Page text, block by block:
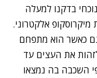
בדקנו למעלה
מיקרוסקופ אלקטרוני.
כאשר הוא מתפחם
את העצים עד
השכבה בה נמצאו